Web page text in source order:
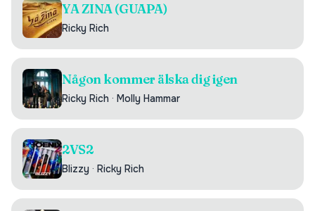
YA ZINA (GUAPA)
Ricky Rich
Någon kommer älska dig igen
Ricky Rich · Molly Hammar
2VS2
Blizzy · Ricky Rich